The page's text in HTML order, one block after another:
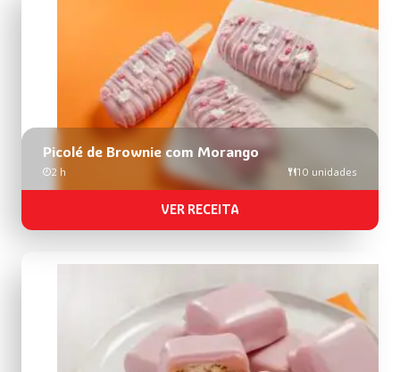
Picolé de Brownie com Morango
2 h 10 unidades
VER RECEITA